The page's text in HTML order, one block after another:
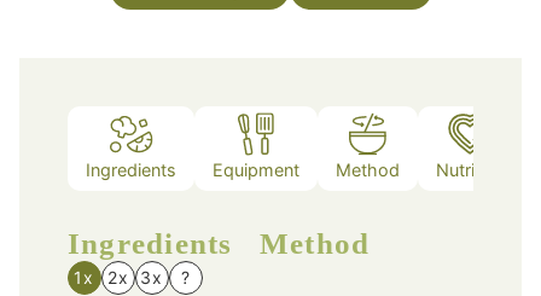
Ingredients Equipment Method Nutrition
Ingredients
1x 2x 3x ?
Method